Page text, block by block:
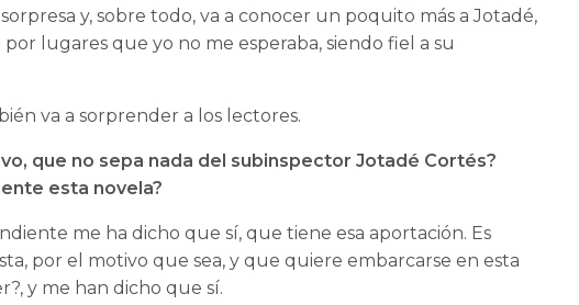
y, sobre todo, va a conocer un poquito más a Jotadé,
lugares que yo no me esperaba, siendo fiel a su
va a sorprender a los lectores.
que no sepa nada del subinspector Jotadé Cortés?
esta novela?
me ha dicho que sí, que tiene esa aportación. Es
por el motivo que sea, y que quiere embarcarse en esta
y me han dicho que sí.